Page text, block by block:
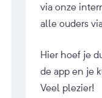
via onze
alle ouders
Hier hoef je
de app en je
Veel plezier!